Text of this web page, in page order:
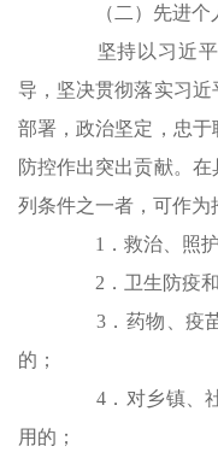
（二）先进个
坚持以习近平
导，坚决贯彻落实习
部署，政治坚定，忠
防控作出突出贡献。
列条件之一者，可作为
1．救治、照护
2．卫生防疫和
3．药物、疫苗
的；
4．对乡镇、社
用的；